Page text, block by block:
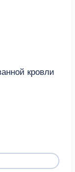
кровли